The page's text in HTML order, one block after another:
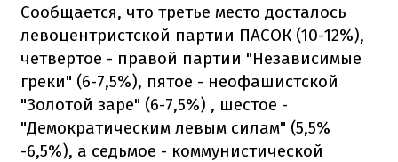
Сообщается, что третье место досталось
левоцентристской партии ПАСОК (10-12%),
четвертое - правой партии "Независимые
греки" (6-7,5%), пятое - неофашистской
"Золотой заре" (6-7,5%) , шестое -
"Демократическим левым силам" (5,5%
-6,5%), а седьмое - коммунистической